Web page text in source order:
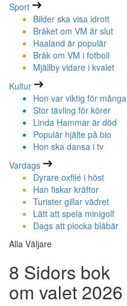
Sport
Bilder ska visa idrott
Bråket om VM är slut
Haaland är populär
Bråk om VM i fotboll
Mjällby vidare i kvalet
Kultur
Hon var viktig för många
Stor tävling för körer
Linda Hammar är död
Populär hjälte på bio
Hon ska dansa i tv
Vardags
Dyrare oxfilé i höst
Han fiskar kräftor
Turister gillar vädret
Lätt att spela minigolf
Dags att plocka blåbär
Alla Väljare
8 Sidors bok
om valet 2026